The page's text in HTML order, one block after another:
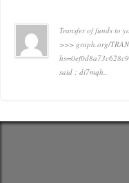
Transfer of funds to
>>> graph.org/
said : di7mqh..